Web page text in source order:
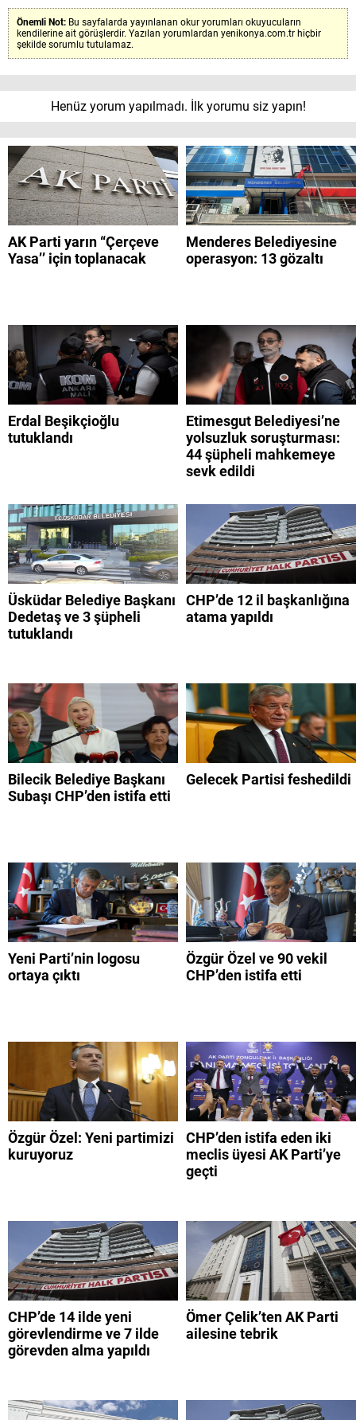
Önemli Not: Bu sayfalarda yayınlanan okur yorumları okuyucuların
kendilerine ait görüşlerdir. Yazılan yorumlardan yenikonya.com.tr hiçbir
şekilde sorumlu tutulamaz.
Henüz yorum yapılmadı. İlk yorumu siz yapın!
AK Parti yarın “Çerçeve
Yasa’’ için toplanacak
Menderes Belediyesine
operasyon: 13 gözaltı
Erdal Beşikçioğlu
tutuklandı
Etimesgut Belediyesi’ne
yolsuzluk soruşturması:
44 şüpheli mahkemeye
sevk edildi
Üsküdar Belediye Başkanı
Dedetaş ve 3 şüpheli
tutuklandı
CHP’de 12 il başkanlığına
atama yapıldı
Bilecik Belediye Başkanı
Subaşı CHP’den istifa etti
Gelecek Partisi feshedildi
Yeni Parti’nin logosu
ortaya çıktı
Özgür Özel ve 90 vekil
CHP’den istifa etti
Özgür Özel: Yeni partimizi
kuruyoruz
CHP’den istifa eden iki
meclis üyesi AK Parti’ye
geçti
CHP’de 14 ilde yeni
görevlendirme ve 7 ilde
görevden alma yapıldı
Ömer Çelik’ten AK Parti
ailesine tebrik